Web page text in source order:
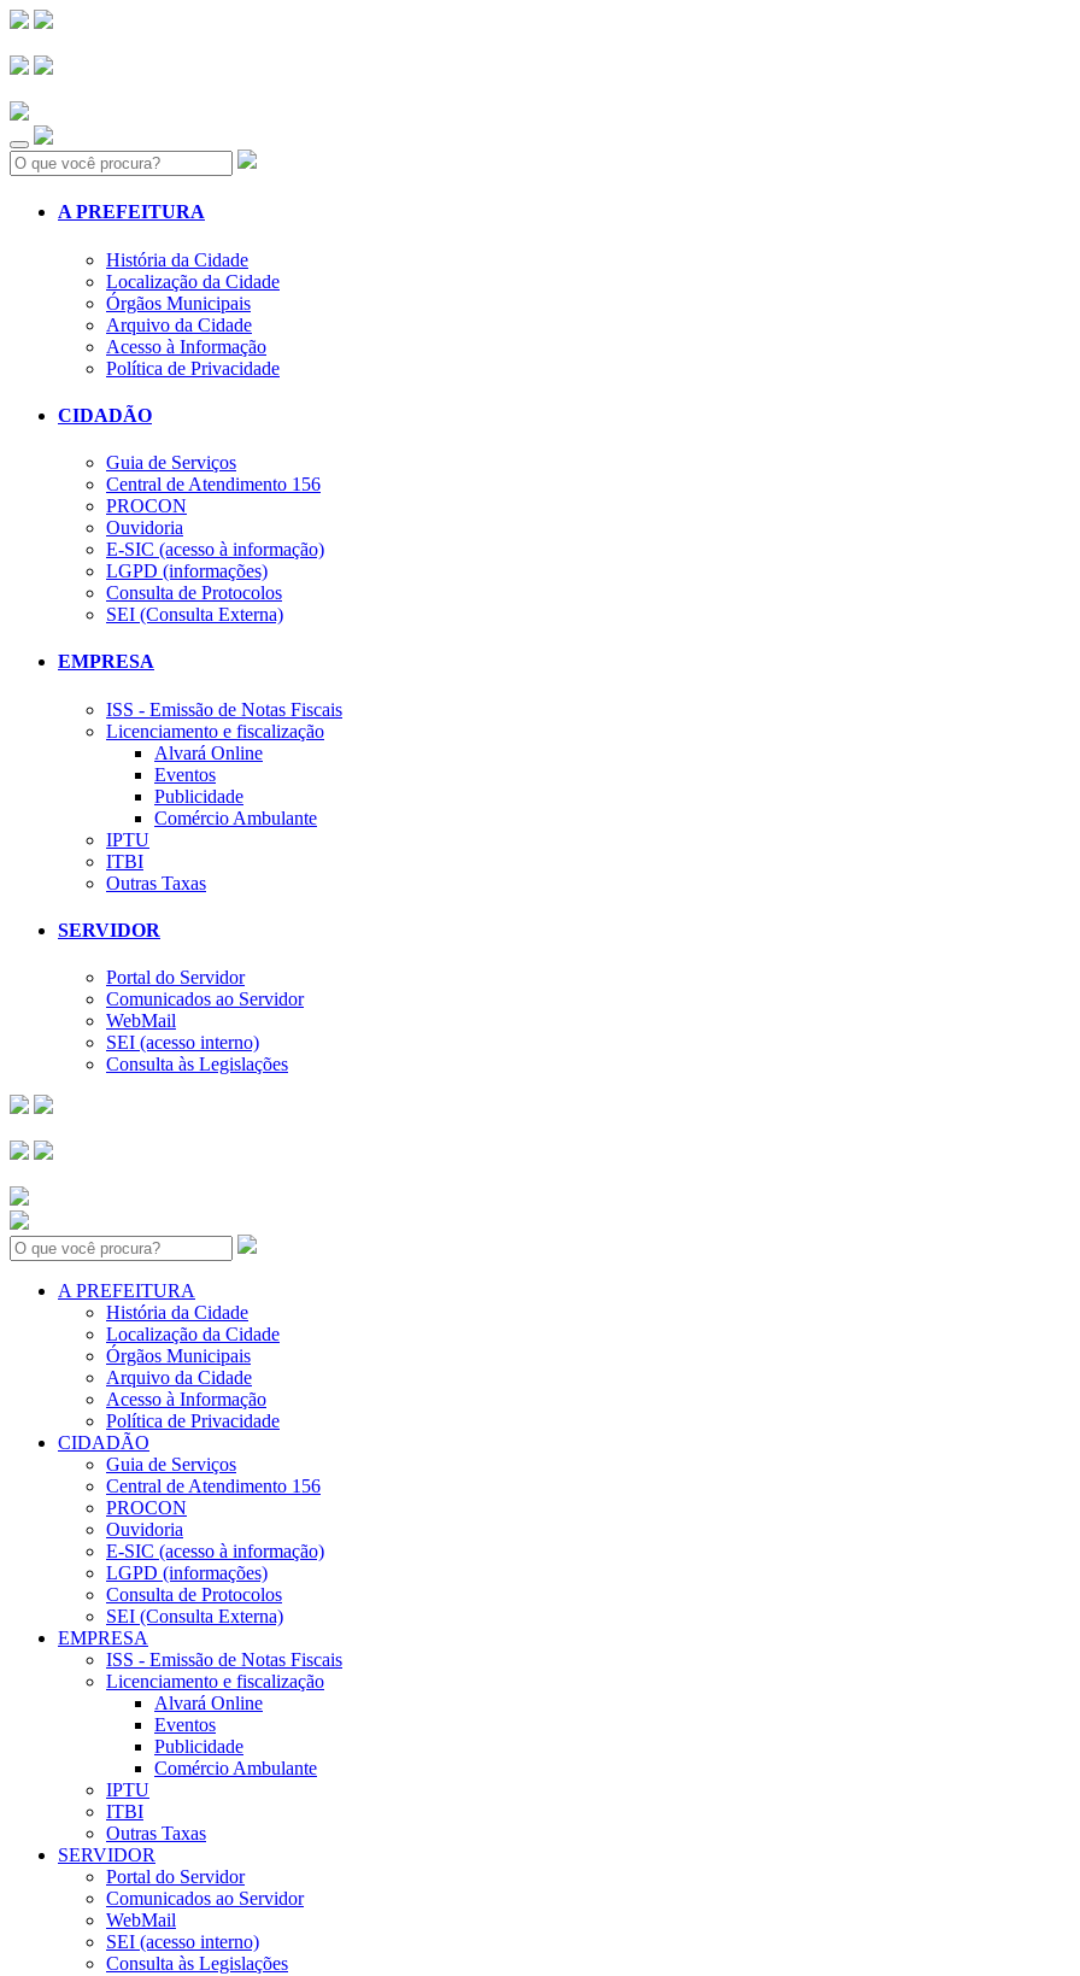
Search:
A PREFEITURA
História da Cidade
Localização da Cidade
Órgãos Municipais
Arquivo da Cidade
Acesso à Informação
Política de Privacidade
CIDADÃO
Guia de Serviços
Central de Atendimento 156
PROCON
Ouvidoria
E-SIC (acesso à informação)
LGPD (informações)
Consulta de Protocolos
SEI (Consulta Externa)
EMPRESA
ISS - Emissão de Notas Fiscais
Licenciamento e fiscalização
Alvará Online
Eventos
Publicidade
Comércio Ambulante
IPTU
ITBI
Outras Taxas
SERVIDOR
Portal do Servidor
Comunicados ao Servidor
WebMail
SEI (acesso interno)
Consulta às Legislações
Search:
A PREFEITURA
História da Cidade
Localização da Cidade
Órgãos Municipais
Arquivo da Cidade
Acesso à Informação
Política de Privacidade
CIDADÃO
Guia de Serviços
Central de Atendimento 156
PROCON
Ouvidoria
E-SIC (acesso à informação)
LGPD (informações)
Consulta de Protocolos
SEI (Consulta Externa)
EMPRESA
ISS - Emissão de Notas Fiscais
Licenciamento e fiscalização
Alvará Online
Eventos
Publicidade
Comércio Ambulante
IPTU
ITBI
Outras Taxas
SERVIDOR
Portal do Servidor
Comunicados ao Servidor
WebMail
SEI (acesso interno)
Consulta às Legislações